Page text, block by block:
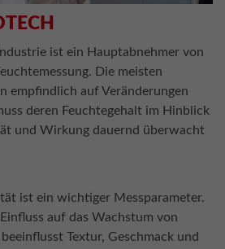
ist ein Hauptabnehmer von
Die meisten
empfindlich auf Veränderungen
deren Feuchtegehalt im Hinblick
und Wirkung dauernd überwacht
ist ein wichtiger Messparameter.
auf das Wachstum von
Textur, Geschmack und